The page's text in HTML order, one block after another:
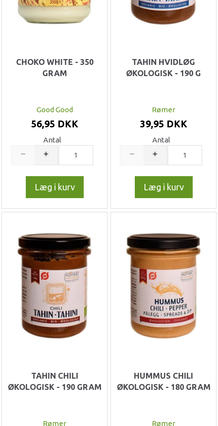
CHOKO WHITE - 350
GRAM
Good Good
56,95 DKK
Antal
Læg i kurv
TAHIN HVIDLØG
ØKOLOGISK - 190 G
Rømer
39,95 DKK
Antal
Læg i kurv
TAHIN CHILI
ØKOLOGISK - 190 GRAM
Rømer
HUMMUS CHILI
ØKOLOGISK - 180 GRAM
Rømer